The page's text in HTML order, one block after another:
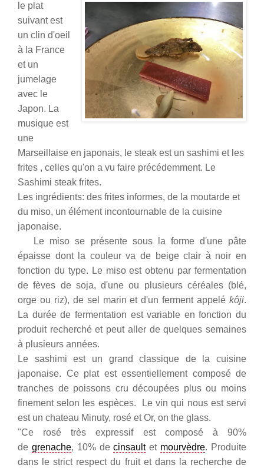
le plat
suivant est
un clin d'oeil
à la France
et un
jumelage
avec le
Japon. La
musique est
une
Marseillaise en japonais, le steak est un sashimi et les
frites , celles qu'on a vu faire précédemment. Le
Sashimi steak frites.
Les ingrédients: des frites informes, de la moutarde et
du miso, un élément incontournable de la cuisine
japonaise.
Le miso se présente sous la forme d'une pâte
épaisse dont la couleur va de beige clair à noir en
fonction du type. Le miso est obtenu par fermentation
de fèves de soja, d'une ou plusieurs céréales (blé,
orge ou riz), de sel marin et d'un ferment appelé kôji.
La durée de fermentation est variable en fonction du
produit recherché et peut aller de quelques semaines
à plusieurs années.
Le sashimi
est un grand classique de la cuisine
japonaise. Ce plat est essentiellement composé de
tranches de poissons cru découpées plus ou moins
finement selon les espèces. Le vin qui nous est servi
est un chateau Minuty, rosé et Or, on the glass.
"Ce rosé très expressif est composé à 90%
de grenache, 10% decinsaultet mourvèdre. Produite
dans le strict respect du fruit et dans la recherche de